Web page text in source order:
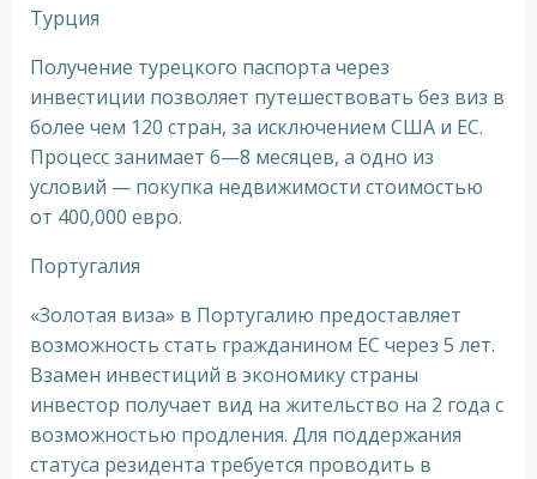
Турция
Получение турецкого паспорта через
инвестиции позволяет путешествовать без виз в
более чем 120 стран, за исключением США и ЕС.
Процесс занимает 6—8 месяцев, а одно из
условий — покупка недвижимости стоимостью
от 400,000 евро.
Португалия
«Золотая виза» в Португалию предоставляет
возможность стать гражданином ЕС через 5 лет.
Взамен инвестиций в экономику страны
инвестор получает вид на жительство на 2 года с
возможностью продления. Для поддержания
статуса резидента требуется проводить в